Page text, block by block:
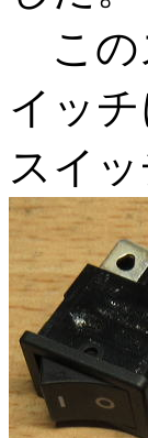
この
イッ
スイ